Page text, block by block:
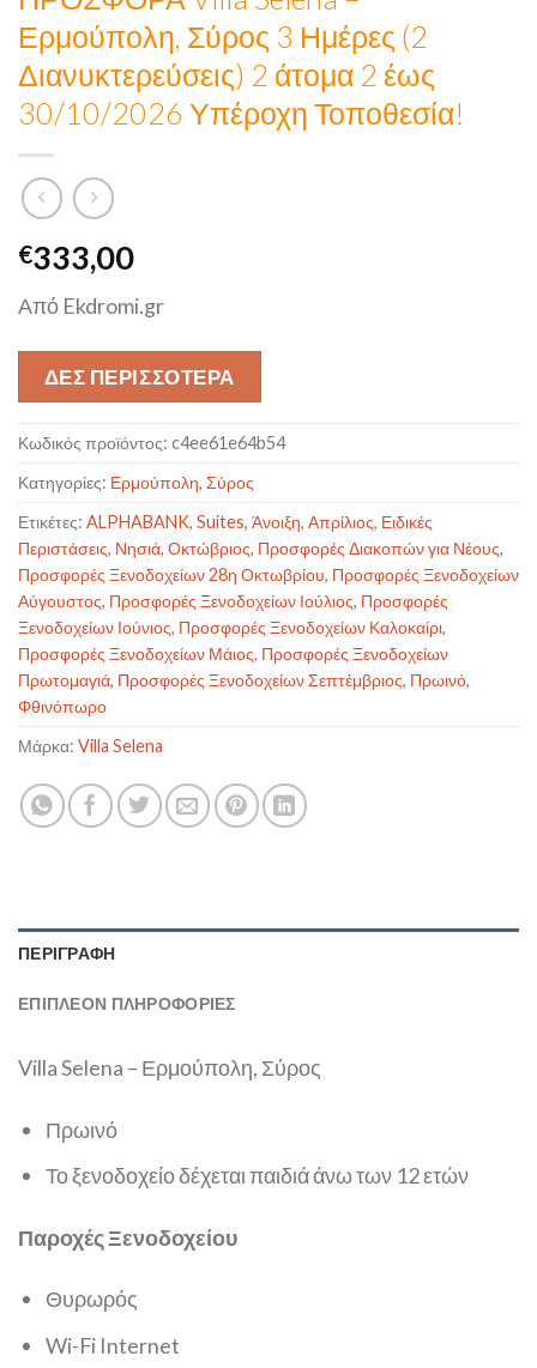
Ερμούπολη, Σύρος 3 Ημέρες (2
Διανυκτερεύσεις) 2 άτομα 2 έως
30/10/2026 Υπέροχη Τοποθεσία!
€333,00
Από Ekdromi.gr
ΔΕΣ ΠΕΡΙΣΣΟΤΕΡΑ
Κωδικός προϊόντος: c4ee61e64b54
Κατηγορίες: Ερμούπολη, Σύρος
Ετικέτες: ALPHABANK, Suites, Άνοιξη, Απρίλιος, Ειδικές
Περιστάσεις, Νησιά, Οκτώβριος, Προσφορές Διακοπών για Νέους,
Προσφορές Ξενοδοχείων 28η Οκτωβρίου, Προσφορές Ξενοδοχείων
Αύγουστος, Προσφορές Ξενοδοχείων Ιούλιος, Προσφορές
Ξενοδοχείων Ιούνιος, Προσφορές Ξενοδοχείων Καλοκαίρι,
Προσφορές Ξενοδοχείων Μάιος, Προσφορές Ξενοδοχείων
Πρωτομαγιά, Προσφορές Ξενοδοχείων Σεπτέμβριος, Πρωινό,
Φθινόπωρο
Μάρκα: Villa Selena
ΠΕΡΙΓΡΑΦΉ
ΕΠΙΠΛΈΟΝ ΠΛΗΡΟΦΟΡΊΕΣ
Villa Selena – Ερμούπολη, Σύρος
Πρωινό
Το ξενοδοχείο δέχεται παιδιά άνω των 12 ετών
Παροχές Ξενοδοχείου
Θυρωρός
Wi-Fi Internet